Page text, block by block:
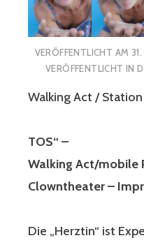
VERÖFFENTLICHT AM
VERÖFFENTLICHT IN
Walking Act / Station
TOS“ –
Walking Act/mobile
Clowntheater –
Die „Herztin“ ist